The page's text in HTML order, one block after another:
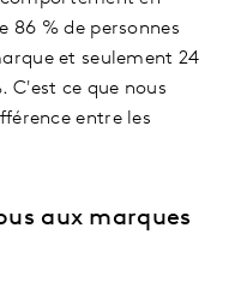
86 % de personnes
et seulement 24
C'est ce que nous
entre les
aux marques